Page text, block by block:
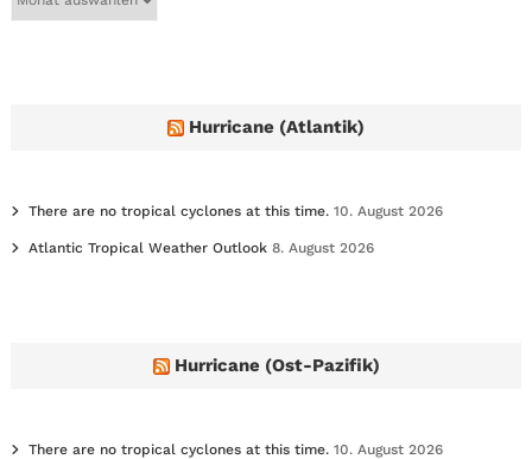
Hurricane (Atlantik)
There are no tropical cyclones at this time. 10. August 2026
Atlantic Tropical Weather Outlook 8. August 2026
Hurricane (Ost-Pazifik)
There are no tropical cyclones at this time. 10. August 2026